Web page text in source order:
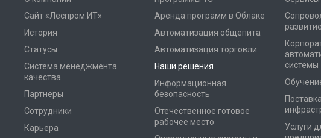
Сайт «Леспром.ИТ»
История
Статусы
Система менеджмента
качества
Партнеры
Сотрудники
Карьера
Аренда программ в Облаке
Автоматизация общепита
Автоматизация торговли
Наши решения
Информационная
безопасность
Отечественное готовое
рабочее место
системы
Услуги